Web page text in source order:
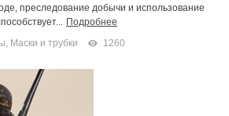
преследование добычи и использование
Подробнее
Маски и трубки 1260